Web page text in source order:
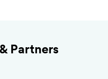
Partners